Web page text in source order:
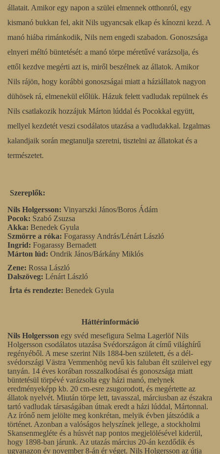
állatait. Amikor egy napon a szülei elmennek otthonról, egy
kismanó bukkan fel, akit Nils ugyancsak elkap és kínozni kezd. A
manó hiába rimánkodik, Nils nem engedi szabadon. Gonoszsága
elnyeri méltó büntetését: a manó törpe méretűvé varázsolja, és
ettől kezdve megérti azt is, miről beszélnek az állatok. Amikor
Nils rájön, hogy korábbi gonoszságai miatt a háziállatok nagyon
dühösek rá, elmenekül előlük. Házuk felett vadludak repülnek és
Nils csatlakozik hozzájuk Márton lúddal és Pocokkal együtt,
mellyel kezdetét veszi csodálatos utazása a vadludakkal. Izgalmas
kalandjaik során megtanulja szeretni, tisztelni az állatokat és a
természetet.
Szereplők:
Nils Holgersson: Vinyarszki János/Boros Ádám
Pocok: Szabó Zsuzsa
Akka: Benedek Gyula
Szmörre a róka: Fogarassy András/Lénárt László
Ingrid: Fogarassy Bernadett
Márton lúd: Ondrik János/Bárkány Miklós
Zene: Rossa László
Dalszöveg: Lénárt László
Írta és rendezte: Benedek Gyula
Háttérinformáció
Nils Holgersson egy svéd mesefigura Selma Lagerlöf Nils
Holgersson csodálatos utazása Svédországon át című világhírű
regényéből. A mese szerint Nils 1884-ben született, és a dél-
svédországi Västra Vemmenhög nevű kis faluban élt szüleivel egy
tanyán. 14 éves korában rosszalkodásai és gonoszsága miatt
büntetésül törpévé varázsolta egy házi manó, melynek
eredményeképp kb. 20 cm-esre zsugorodott, és megértette az
állatok nyelvét. Miután törpe lett, tavasszal, márciusban az északra
tartó vadludak társaságában útnak eredt a házi lúddal, Mártonnal.
Az írónő nem jelölte meg konkrétan, melyik évben játszódik a
történet. Azonban a valóságos helyszínek jellege, a stockholmi
Skansenmegléte és a húsvét nap pontos megjelölésével kiderül,
hogy 1898-ban járunk. Az utazás március 20-án kezdődik és
ugyanazon év november 8-án ér véget. Nils Holgersson az útja